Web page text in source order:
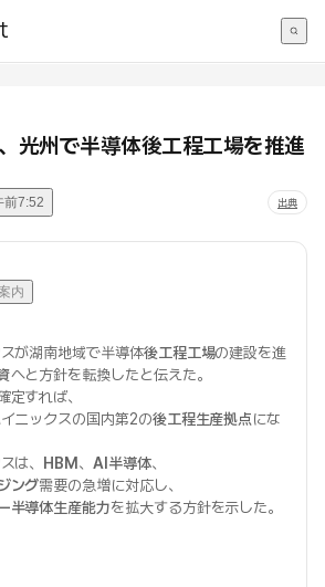
光州で半導体後工程工場を推進
前7:52 出典
内
が湖南地域で半導体後工程工場の建設を進
へと方針を転換したと伝えた。
定すれば、
ニックスの国内第2の後工程生産拠点にな
は、
HBM 、AI半導体、
ング需要の急増に対応し、
半導体生産能力を拡大する方針を示した。